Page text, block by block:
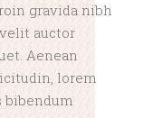
gravida nibh
auctor
Aenean
lorem
bibendum